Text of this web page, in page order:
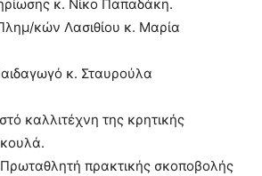
κ. Νίκο Παπαδάκη.
κών Λασιθίου κ. Μαρία
κ. Σταυρούλα
καλλιτέχνη της κρητικής
πρακτικής σκοποβολής